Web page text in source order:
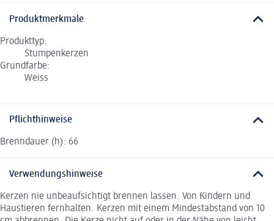
Produktmerkmale
Produkttyp:
Stumpenkerzen
Grundfarbe:
Weiss
Pflichthinweise
Brenndauer (h): 66
Verwendungshinweise
Kerzen nie unbeaufsichtigt brennen lassen. Von Kindern und
Haustieren fernhalten. Kerzen mit einem Mindestabstand von 10